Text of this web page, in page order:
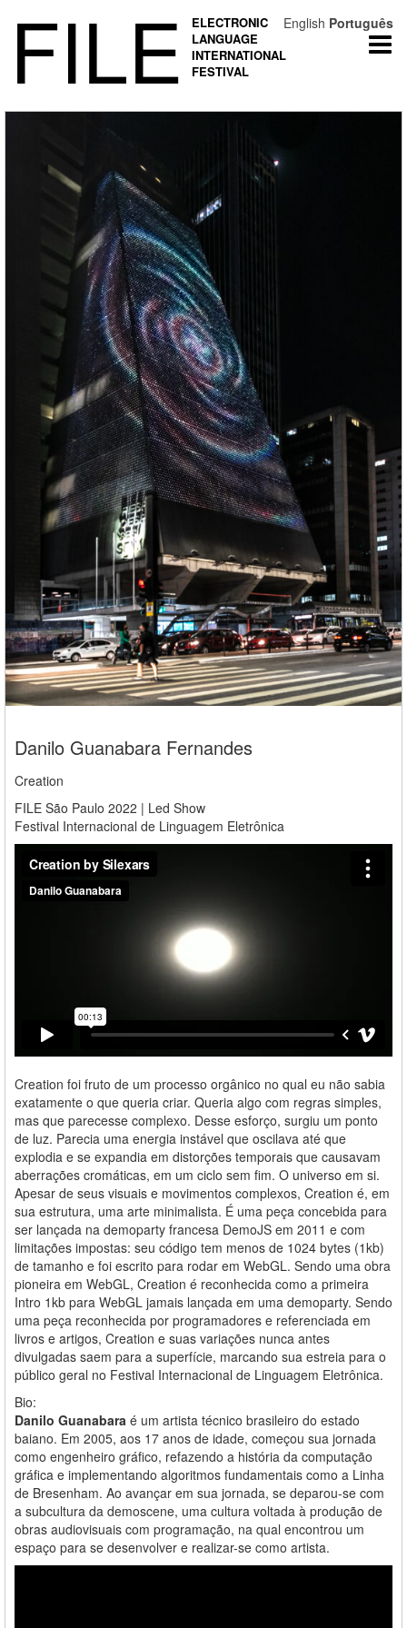
FILE
ELECTRONIC
LANGUAGE
INTERNATIONAL
FESTIVAL
Danilo Guanabara Fernandes
Creation
FILE São Paulo 2022 | Led Show
Festival Internacional de Linguagem Eletrônica
Creation foi fruto de um processo orgânico no qual eu não sabia
exatamente o que queria criar. Queria algo com regras simples,
mas que parecesse complexo. Desse esforço, surgiu um ponto
de luz. Parecia uma energia instável que oscilava até que
explodia e se expandia em distorções temporais que causavam
aberrações cromáticas, em um ciclo sem fim. O universo em si.
Apesar de seus visuais e movimentos complexos, Creation é, em
sua estrutura, uma arte minimalista. É uma peça concebida para
ser lançada na demoparty francesa DemoJS em 2011 e com
limitações impostas: seu código tem menos de 1024 bytes (1kb)
de tamanho e foi escrito para rodar em WebGL. Sendo uma obra
pioneira em WebGL, Creation é reconhecida como a primeira
Intro 1kb para WebGL jamais lançada em uma demoparty. Sendo
uma peça reconhecida por programadores e referenciada em
livros e artigos, Creation e suas variações nunca antes
divulgadas saem para a superfície, marcando sua estreia para o
público geral no Festival Internacional de Linguagem Eletrônica.
Bio:
Danilo Guanabara é um artista técnico brasileiro do estado
baiano. Em 2005, aos 17 anos de idade, começou sua jornada
como engenheiro gráfico, refazendo a história da computação
gráfica e implementando algoritmos fundamentais como a Linha
de Bresenham. Ao avançar em sua jornada, se deparou-se com
a subcultura da demoscene, uma cultura voltada à produção de
obras audiovisuais com programação, na qual encontrou um
espaço para se desenvolver e realizar-se como artista.
English Português